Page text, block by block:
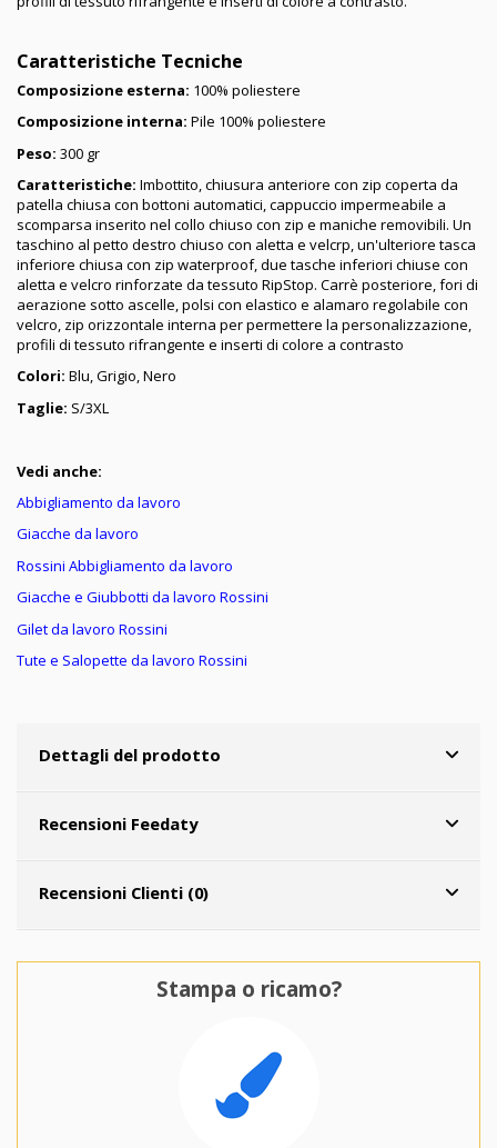
Caratteristiche Tecniche
Composizione esterna: 100% poliestere
Composizione interna: Pile 100% poliestere
Peso: 300 gr
Caratteristiche: Imbottito, chiusura anteriore con zip coperta da
patella chiusa con bottoni automatici, cappuccio impermeabile a
scomparsa inserito nel collo chiuso con zip e maniche removibili. Un
taschino al petto destro chiuso con aletta e velcrp, un'ulteriore tasca
inferiore chiusa con zip waterproof, due tasche inferiori chiuse con
aletta e velcro rinforzate da tessuto RipStop. Carrè posteriore, fori di
aerazione sotto ascelle, polsi con elastico e alamaro regolabile con
velcro, zip orizzontale interna per permettere la personalizzazione,
profili di tessuto rifrangente e inserti di colore a contrasto
Colori: Blu, Grigio, Nero
Taglie: S/3XL
Vedi anche:
Abbigliamento da lavoro
Giacche da lavoro
Rossini Abbigliamento da lavoro
Giacche e Giubbotti da lavoro Rossini
Gilet da lavoro Rossini
Tute e Salopette da lavoro Rossini
Dettagli del prodotto
Recensioni Feedaty
Recensioni Clienti (0)
Stampa o ricamo?